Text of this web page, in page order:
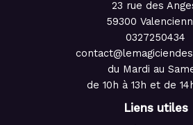
23 rue des
59300
0327250434
du Mardi au
de 10h à 13h et de
Liens utiles